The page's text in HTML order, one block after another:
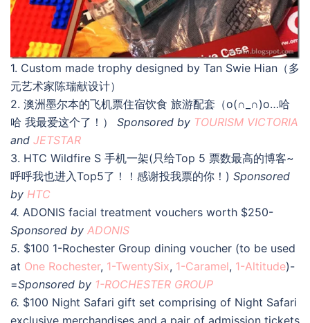
1. Custom made trophy designed by Tan Swie Hian（多
元艺术家陈瑞献设计）
2. 澳洲墨尔本的飞机票住宿饮食 旅游配套（o(∩_∩)o…哈
哈 我最爱这个了！） Sponsored by TOURISM VICTORIA
and JETSTAR
3. HTC Wildfire S 手机一架(只给Top 5 票数最高的博客~
呼呼我也进入Top5了！！感谢投我票的你！) Sponsored
by HTC
4. ADONIS facial treatment vouchers worth $250-
Sponsored by ADONIS
5. $100 1-Rochester Group dining voucher (to be used
at One Rochester, 1-TwentySix, 1-Caramel, 1-Altitude)-
=Sponsored by 1-ROCHESTER GROUP
6. $100 Night Safari gift set comprising of Night Safari